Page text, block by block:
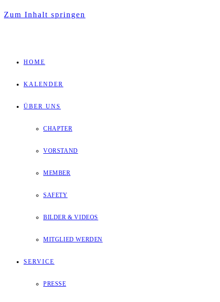
Zum Inhalt springen
HOME
KALENDER
ÜBER UNS
CHAPTER
VORSTAND
MEMBER
SAFETY
BILDER & VIDEOS
MITGLIED WERDEN
SERVICE
PRESSE